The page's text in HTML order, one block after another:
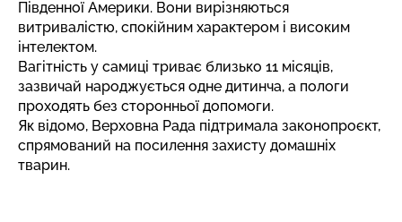
Південної Америки. Вони вирізняються
витривалістю, спокійним характером і високим
інтелектом.
Вагітність у самиці триває близько 11 місяців,
зазвичай народжується одне дитинча, а пологи
проходять без сторонньої допомоги.
Як відомо, Верховна Рада підтримала законопроєкт,
спрямований на посилення захисту домашніх
тварин.